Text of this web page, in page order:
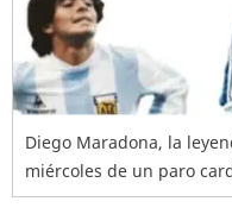
Diego Maradona, la
miércoles de un paro